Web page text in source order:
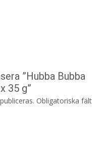
”Hubba Bubba
35 g”
Obligatoriska fält